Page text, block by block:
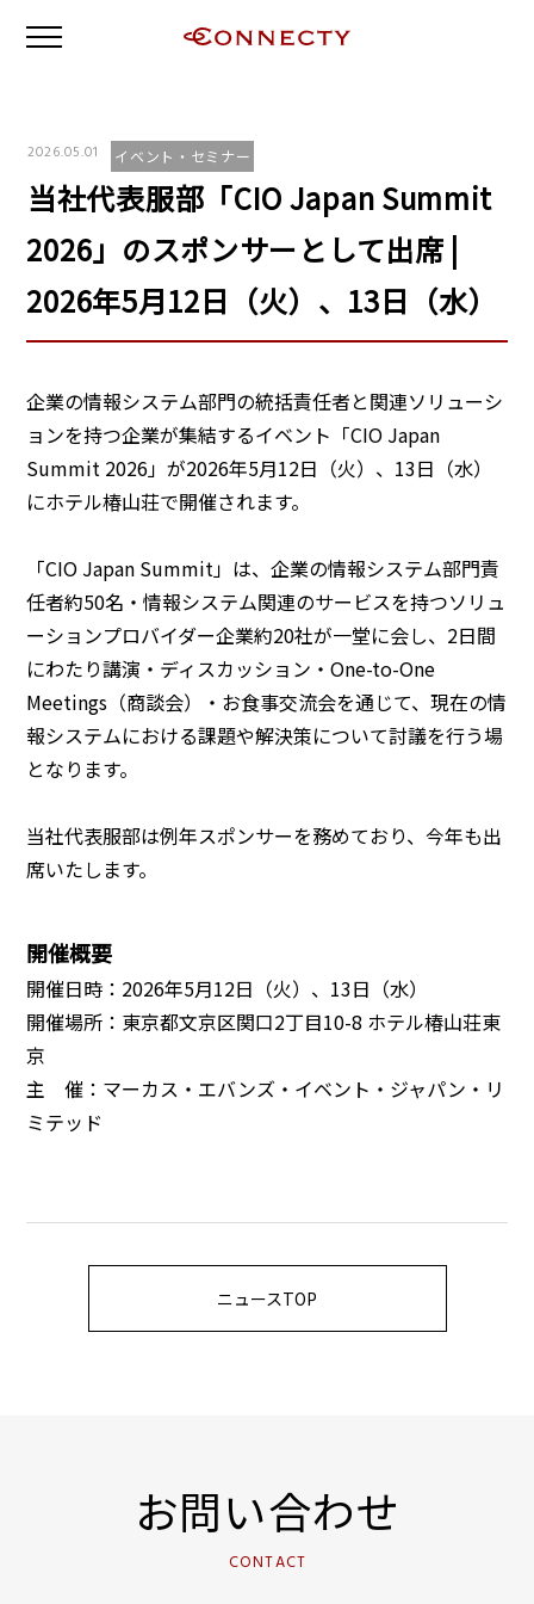
2026.05.01 イベント・セミナー
当社代表服部「CIO Japan Summit
2026」のスポンサーとして出席 |
2026年5月12日（火）、13日（水）
企業の情報システム部門の統括責任者と関連ソリューシ
ョンを持つ企業が集結するイベント「CIO Japan
Summit 2026」が2026年5月12日（火）、13日（水）
にホテル椿山荘で開催されます。
「CIO Japan Summit」は、企業の情報システム部門責
任者約50名・情報システム関連のサービスを持つソリュ
ーションプロバイダー企業約20社が一堂に会し、2日間
にわたり講演・ディスカッション・One-to-One
Meetings（商談会）・お食事交流会を通じて、現在の情
報システムにおける課題や解決策について討議を行う場
となります。
当社代表服部は例年スポンサーを務めており、今年も出
席いたします。
開催概要
開催日時：2026年5月12日（火）、13日（水）
開催場所：東京都文京区関口2丁目10-8 ホテル椿山荘東
京
主 催：マーカス・エバンズ・イベント・ジャパン・リ
ミテッド
ニュースTOP
お問い合わせ
CONTACT